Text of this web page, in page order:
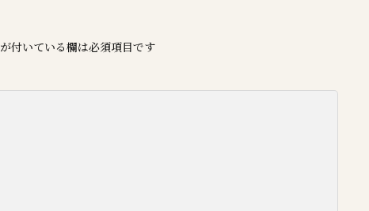
が付いている欄は必須項目です